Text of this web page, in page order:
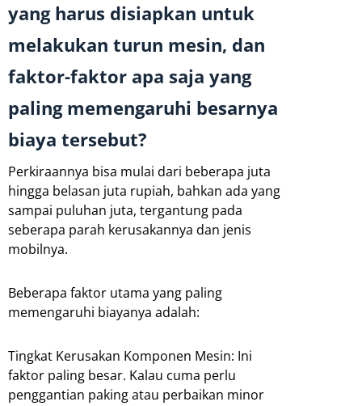
yang harus disiapkan untuk
melakukan turun mesin, dan
faktor-faktor apa saja yang
paling memengaruhi besarnya
biaya tersebut?
Perkiraannya bisa mulai dari beberapa juta
hingga belasan juta rupiah, bahkan ada yang
sampai puluhan juta, tergantung pada
seberapa parah kerusakannya dan jenis
mobilnya.
Beberapa faktor utama yang paling
memengaruhi biayanya adalah:
Tingkat Kerusakan Komponen Mesin: Ini
faktor paling besar. Kalau cuma perlu
penggantian paking atau perbaikan minor